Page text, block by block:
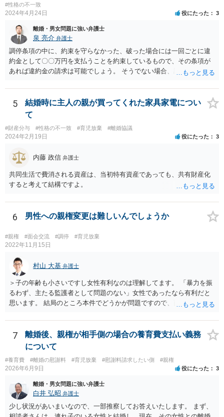
#性格の不一致
2024年4月24日 役にたった 3
離婚・男女問題に強い弁護士
泉 亮介 弁護士
調停条項の中に、約束を守らなかった、破った場合には一回ごとに違
約金として〇〇万円を支払うことを約束しているもので、その条項が
あれば違約金の請求は可能でしょう。 そうでない場合、調停条項を守
が発生していない場合は条項違反があったとしても損害賠償請求は難
しいでしょう。
5
結婚時に主人の親が買ってくれた家具家電につい
て
#財産分与 #性格の不一致 #育児放棄 #離婚協議
2024年2月19日 役にたった 3
内藤 政信 弁護士
共同生活で費消される資産は、当初特有資産であっても、共有財産化
すると考えて結構ですよ。
6 男性への親権変更は難しいんでしょうか
#親権 #面会交流 #調停 #育児放棄
2022年11月15日
村山 大基 弁護士
＞子の年齢も小さいですし女性有利なのは理解してます。 「暴力を振
るわず、主たる監護者として問題のない」女性であったなら有利だと
思います。 結局のところ本件でどうかが問題ですので、面談相談に行
てもらった方がよいのでしょうか？ 費用が許すなら依頼した方が個人
的にはいいと思いますが、 依頼するかどうか含め、面談相談で話を聞
いてみた方がいいと思います。 なぜ面談相談をお勧めしているかと言
いますと、面談の方がネット相談（数行のやり取りを繰り返す）よ
り、 密度が濃いというか、やりとり（事情を聞いたり、不明点を尋ね
たり説明したり）がしやすいからです。
7
離婚後、親権が相手側の場合の養育費支払い義務
について
#養育費 #離婚の慰謝料 #育児放棄 #慰謝料請求したい側 #親権
2026年6月9日 役にたった 3
離婚・男女問題に強い弁護士
白井 弘昭 弁護士
少し状況があいまいなので、一部推察してお答えいたします。 まず、